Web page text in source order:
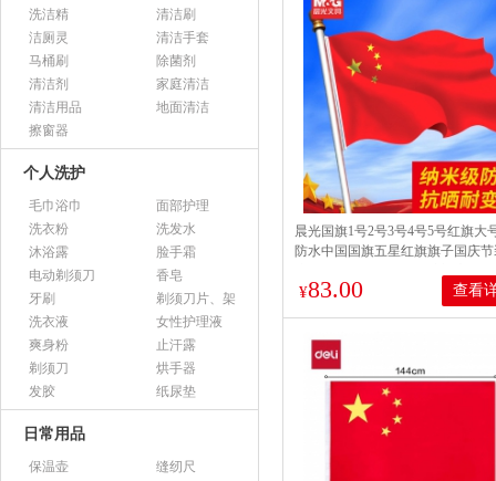
洗洁精
清洁刷
洁厕灵
清洁手套
马桶刷
除菌剂
清洁剂
家庭清洁
清洁用品
地面清洁
擦窗器
个人洗护
毛巾浴巾
面部护理
洗衣粉
洗发水
沐浴露
脸手霜
电动剃须刀
香皂
牙刷
剃须刀片、架
洗衣液
女性护理液
爽身粉
止汗露
剃须刀
烘手器
发胶
纸尿垫
日常用品
保温壶
缝纫尺
晨光国旗1号2号3号4号5号红旗大
防水中国国旗五星红旗旗子国庆
¥83.00 查看